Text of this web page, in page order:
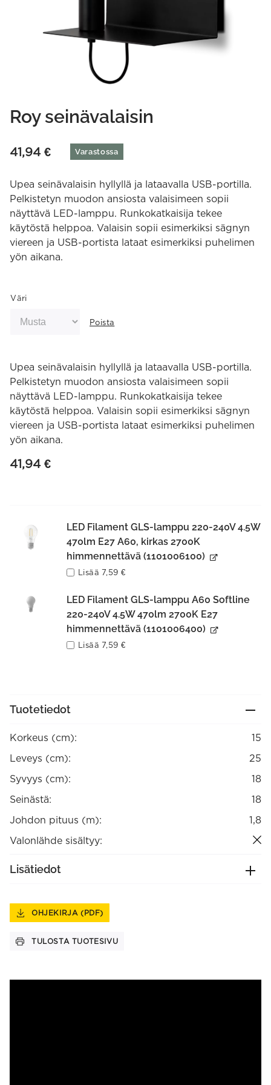
Roy seinävalaisin
41,94 € Varastossa
Upea seinävalaisin hyllyllä ja lataavalla USB-portilla.
Pelkistetyn muodon ansiosta valaisimeen sopii
näyttävä LED-lamppu. Runkokatkaisija tekee
käytöstä helppoa. Valaisin sopii esimerkiksi sägnyn
viereen ja USB-portista lataat esimerkiksi puhelimen
yön aikana.
Väri
Poista
Upea seinävalaisin hyllyllä ja lataavalla USB-portilla.
Pelkistetyn muodon ansiosta valaisimeen sopii
näyttävä LED-lamppu. Runkokatkaisija tekee
käytöstä helppoa. Valaisin sopii esimerkiksi sägnyn
viereen ja USB-portista lataat esimerkiksi puhelimen
yön aikana.
41,94 €
LED Filament GLS-lamppu 220-240V 4.5W
470lm E27 A60, kirkas 2700K
himmennettävä (1101006100)
Lisää 7,59 €
LED Filament GLS-lamppu A60 Softline
220-240V 4.5W 470lm 2700K E27
himmennettävä (1101006400)
Lisää 7,59 €
Tuotetiedot
Korkeus (cm):
15
Leveys (cm):
25
Syvyys (cm):
18
Seinästä:
18
Johdon pituus (m):
1,8
Valonlähde sisältyy:
Lisätiedot
OHJEKIRJA (PDF)
TULOSTA TUOTESIVU